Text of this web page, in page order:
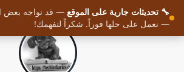
🔧 تحديثات جارية على الموقع — قد تواجه بعض
— نعمل على حلها فوراً. شكراً لتفهمك!